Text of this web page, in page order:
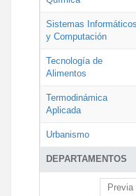
DEPARTAMENTOS
Sistemas Informáticos
y Computación
Tecnología de
Alimentos
Termodinámica
Aplicada
Urbanismo
Previa